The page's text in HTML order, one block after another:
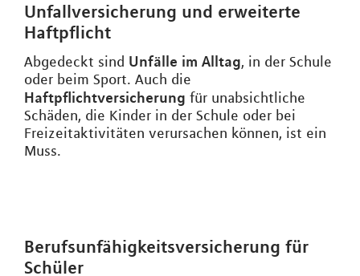
Unfallversicherung und erweiterte
Haftpflicht
Abgedeckt sind Unfälle im Alltag, in der Schule
oder beim Sport. Auch die
Haftpflichtversicherung für unabsichtliche
Schäden, die Kinder in der Schule oder bei
Freizeitaktivitäten verursachen können, ist ein
Muss.
Berufsunfähigkeitsversicherung für
Schüler